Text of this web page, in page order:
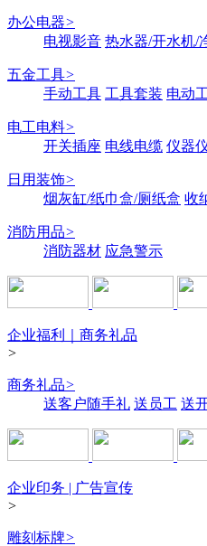
办公电器>
电视影音 热水器/开水机/
五金工具>
手动工具 工具套装 电动
电工电料>
开关插座 电线电缆 仪器
日用装饰>
烟灰缸/纸巾盒/厕纸盒 收
消防用品>
消防器材 应急警示
企业福利｜商务礼品
>
商务礼品>
送客户随手礼 送员工 送
企业印务 | 广告宣传
>
雕刻标牌>